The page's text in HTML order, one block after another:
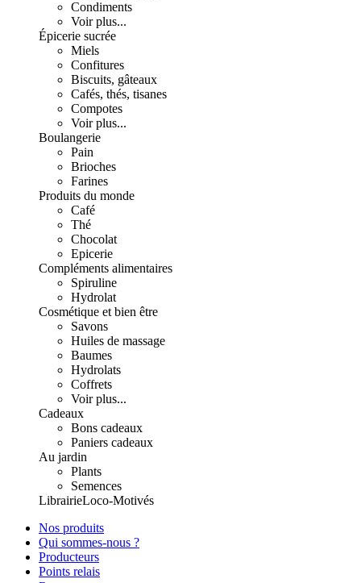
Condiments
Voir plus...
Épicerie sucrée
Miels
Confitures
Biscuits, gâteaux
Cafés, thés, tisanes
Compotes
Voir plus...
Boulangerie
Pain
Brioches
Farines
Produits du monde
Café
Thé
Chocolat
Epicerie
Compléments alimentaires
Spiruline
Hydrolat
Cosmétique et bien être
Savons
Huiles de massage
Baumes
Hydrolats
Coffrets
Voir plus...
Cadeaux
Bons cadeaux
Paniers cadeaux
Au jardin
Plants
Semences
LibrairieLoco-Motivés
Nos produits
Qui sommes-nous ?
Producteurs
Points relais